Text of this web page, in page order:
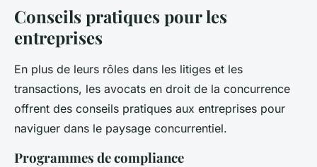
Conseils pratiques pour les
entreprises
En plus de leurs rôles dans les litiges et les
transactions, les avocats en droit de la concurrence
offrent des conseils pratiques aux entreprises pour
naviguer dans le paysage concurrentiel.
Programmes de compliance